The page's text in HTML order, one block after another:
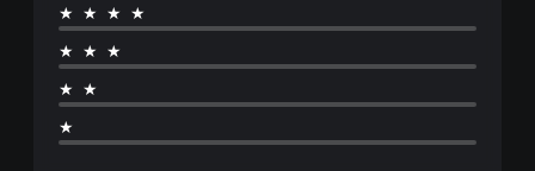
★★★★
★★★
★★
★